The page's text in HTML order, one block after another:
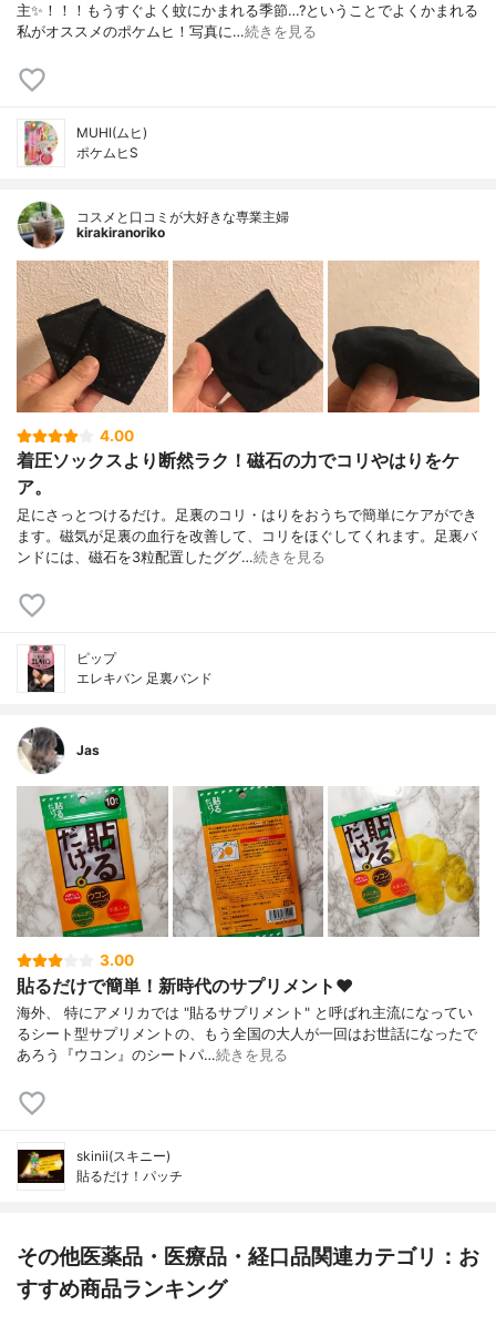
主✨！！！もうすぐよく蚊にかまれる季節…?ということでよくかまれる
私がオススメのポケムヒ！写真に…続きを見る
MUHI(ムヒ)
ポケムヒS
コスメと口コミが大好きな専業主婦
kirakiranoriko
4.00
着圧ソックスより断然ラク！磁石の力でコリやはりをケ
ア。
足にさっとつけるだけ。足裏のコリ・はりをおうちで簡単にケアができ
ます。磁気が足裏の血行を改善して、コリをほぐしてくれます。足裏バ
ンドには、磁石を3粒配置したググ…続きを見る
ピップ
エレキバン 足裏バンド
Jas
3.00
貼るだけで簡単！新時代のサプリメント♥
海外、 特にアメリカでは "貼るサプリメント" と呼ばれ主流になってい
るシート型サプリメントの、もう全国の大人が一回はお世話になったで
あろう『ウコン』のシートパ…続きを見る
skinii(スキニー)
貼るだけ！パッチ
その他医薬品・医療品・経口品関連カテゴリ：お
すすめ商品ランキング